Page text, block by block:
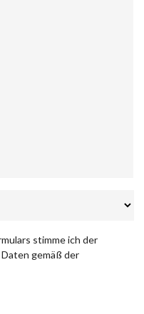
stimme ich der
gemäß der